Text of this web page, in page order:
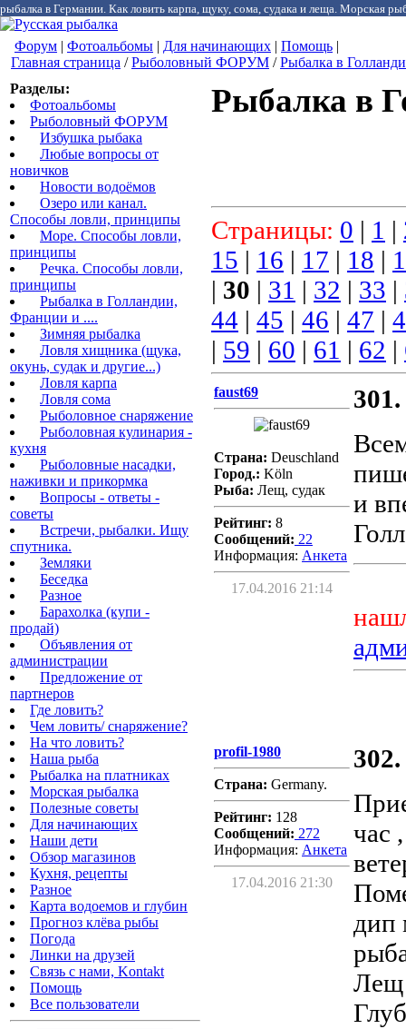
рыбалка в Германии. Как ловить карпа, щуку, сома, судака и леща. Морская
Форум | Фотоальбомы | Для начинающих | Помощь |
Главная страница /Рыболовный ФОРУМ /Рыбалка в
Разделы:
Фотоальбомы
Рыболовный ФОРУМ
Избушка рыбака
Любые вопросы от
новичков
Новости водоёмов
Озеро или канал.
Способы ловли, принципы
Море. Способы ловли,
принципы
Речка. Способы ловли,
принципы
Рыбалка в Голландии,
Франции и ....
Зимняя рыбалка
Ловля хищника (щука,
окунь, судак и другие...)
Ловля карпа
Ловля сома
Рыболовное снаряжение
Рыболовная кулинария -
кухня
Рыболовные насадки,
наживки и прикормка
Вопросы - ответы -
советы
Встречи, рыбалки. Ищу
спутника.
Земляки
Беседка
Разное
Барахолка (купи -
продай)
Объявления от
администрации
Предложение от
партнеров
Где ловить?
Чем ловить/ снаряжение?
На что ловить?
Наша рыба
Рыбалка на платниках
Морская рыбалка
Полезные советы
Для начинающих
Наши дети
Обзор магазинов
Кухня, рецепты
Разное
Карта водоемов и глубин
Прогноз клёва рыбы
Погода
Линки на друзей
Связь с нами, Kontakt
Помощь
Все пользователи
Рыбалка в
Страницы: 0 | 1 |
15 | 16 | 17 | 18 |
| 30 | 31 | 32 | 33 |
44 | 45 | 46 | 47 |
| 59 | 60 | 61 | 62 |
faust69
Страна: Deuschland
Город.: Köln
Рыба: Лещ, судак
Рейтинг: 8
Сообщений: 22
Информация: Aнкета
17.04.2016 21:14
301.
и
profil-1980
Страна: Germany.
Рейтинг: 128
Сообщений: 272
Информация: Aнкета
17.04.2016 21:30
302.
час
дип
Лещ